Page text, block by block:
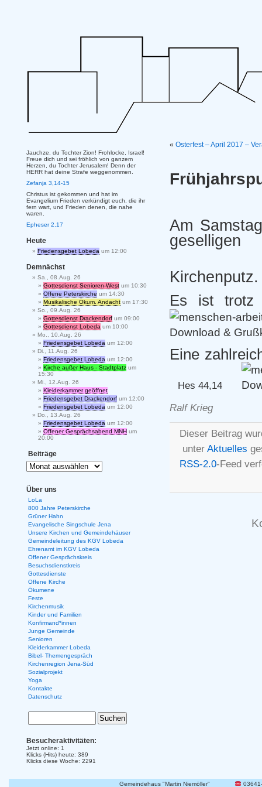
« Osterfest – April 2017 –
Am
geselligen
Es ist trotz
Eine
Hes 44,14
Ralf Krieg
Dieser Beitrag
unter Aktuelles
RSS-2.0-Feed
Jauchze, du Tochter Zion! Frohlocke, Israel!
Freue dich und sei fröhlich von ganzem
Herzen, du Tochter Jerusalem! Denn der
HERR hat deine Strafe weggenommen.
Zefanja 3,14-15
Christus ist gekommen und hat im
Evangelium Frieden verkündigt euch, die ihr
fern wart, und Frieden denen, die nahe
waren.
Epheser 2,17
Heute
Friedensgebet Lobeda um 12:00
Demnächst
Sa., 08.Aug. 26
Gottesdienst Senioren-West um 10:30
Offene Peterskirche um 14:30
Musikalische Ökum. Andacht um 17:30
So., 09.Aug. 26
Gottesdienst Drackendorf um 09:00
Gottesdienst Lobeda um 10:00
Mo., 10.Aug. 26
Friedensgebet Lobeda um 12:00
Di., 11.Aug. 26
Friedensgebet Lobeda um 12:00
Kirche außer Haus - Stadtplatz um
15:30
Mi., 12.Aug. 26
Kleiderkammer geöffnet
Friedensgebet Drackendorf um 12:00
Friedensgebet Lobeda um 12:00
Do., 13.Aug. 26
Friedensgebet Lobeda um 12:00
Offener Gesprächsabend MNH um
20:00
Beiträge
Über uns
LoLa
800 Jahre Peterskirche
Grüner Hahn
Evangelische Singschule Jena
Unsere Kirchen und Gemeindehäuser
Gemeindeleitung des KGV Lobeda
Ehrenamt im KGV Lobeda
Offener Gesprächskreis
Besuchsdienstkreis
Gottesdienste
Offene Kirche
Ökumene
Feste
Kirchenmusik
Kinder und Familien
Konfirmand*innen
Junge Gemeinde
Senioren
Kleiderkammer Lobeda
Bibel- Themengespräch
Kirchenregion Jena-Süd
Sozialprojekt
Yoga
Kontakte
Datenschutz
Besucheraktivitäten:
Jetzt online: 1
Klicks (Hits) heute: 389
Klicks diese Woche: 2291
Gemeindehaus "Martin Niemöller"